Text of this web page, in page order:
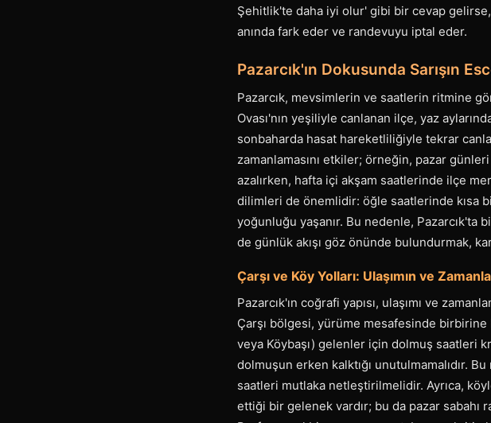
Şehitlik'te daha iyi olur' gibi bir cevap gelirse,
anında fark eder ve randevuyu iptal eder.
Pazarcık'ın Dokusunda Sarışın
Pazarcık, mevsimlerin ve saatlerin ritmine
Ovası'nın yeşiliyle canlanan ilçe, yaz
sonbaharda hasat hareketliliğiyle tekrar
zamanlamasını etkiler; örneğin, pazar
azalırken, hafta içi akşam saatlerinde ilçe
dilimleri de önemlidir: öğle saatlerinde kısa
yoğunluğu yaşanır. Bu nedenle, Pazarcık'ta
de günlük akışı göz önünde bulundurmak,
Çarşı ve Köy Yolları: Ulaşımın ve
Pazarcık'ın coğrafi yapısı, ulaşımı ve
Çarşı bölgesi, yürüme mesafesinde birbirine
veya Köybaşı) gelenler için dolmuş saatleri
dolmuşun erken kalktığı unutulmamalıdır.
saatleri mutlaka netleştirilmelidir. Ayrıca,
ettiği bir gelenek vardır; bu da pazar sabahı